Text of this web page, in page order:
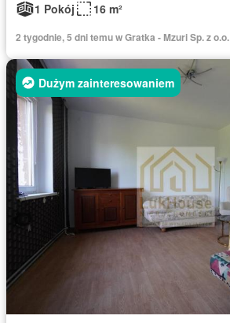
1 Pokój
16 m²
2 tygodnie, 5 dni temu w Gratka - Mzuri Sp. z o.o.
Dużym zainteresowaniem